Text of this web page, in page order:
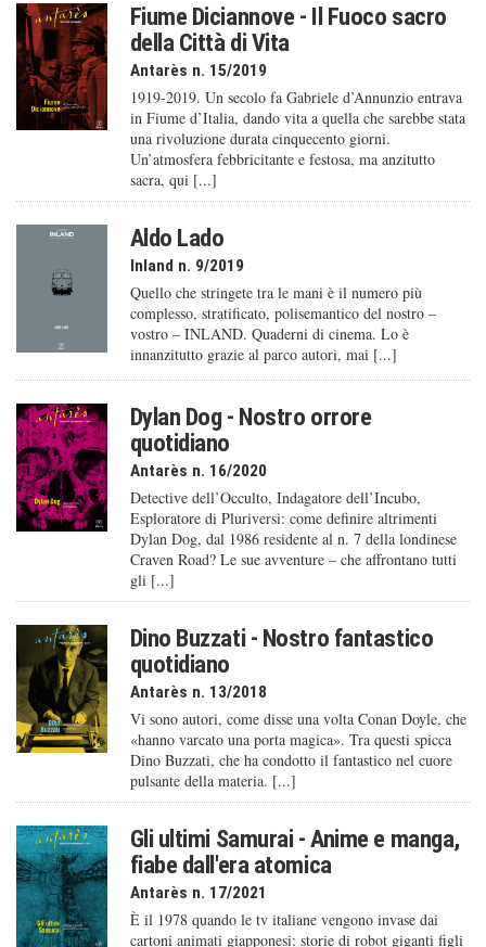
Fiume Diciannove - Il Fuoco sacro
della Città di Vita
Antarès n. 15/2019
1919-2019. Un secolo fa Gabriele d’Annunzio entrava
in Fiume d’Italia, dando vita a quella che sarebbe stata
una rivoluzione durata cinquecento giorni.
Un’atmosfera febbricitante e festosa, ma anzitutto
sacra, qui [...]
Aldo Lado
Inland n. 9/2019
Quello che stringete tra le mani è il numero più
complesso, stratificato, polisemantico del nostro –
vostro – INLAND. Quaderni di cinema. Lo è
innanzitutto grazie al parco autori, mai [...]
Dylan Dog - Nostro orrore
quotidiano
Antarès n. 16/2020
Detective dell’Occulto, Indagatore dell’Incubo,
Esploratore di Pluriversi: come definire altrimenti
Dylan Dog, dal 1986 residente al n. 7 della londinese
Craven Road? Le sue avventure – che affrontano tutti
gli [...]
Dino Buzzati - Nostro fantastico
quotidiano
Antarès n. 13/2018
Vi sono autori, come disse una volta Conan Doyle, che
«hanno varcato una porta magica». Tra questi spicca
Dino Buzzati, che ha condotto il fantastico nel cuore
pulsante della materia. [...]
Gli ultimi Samurai - Anime e manga,
fiabe dall'era atomica
Antarès n. 17/2021
È il 1978 quando le tv italiane vengono invase dai
cartoni animati giapponesi: storie di robot giganti figli